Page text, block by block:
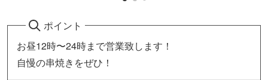
ポイント
お昼12時〜24時まで営業致します！
自慢の串焼きをぜひ！